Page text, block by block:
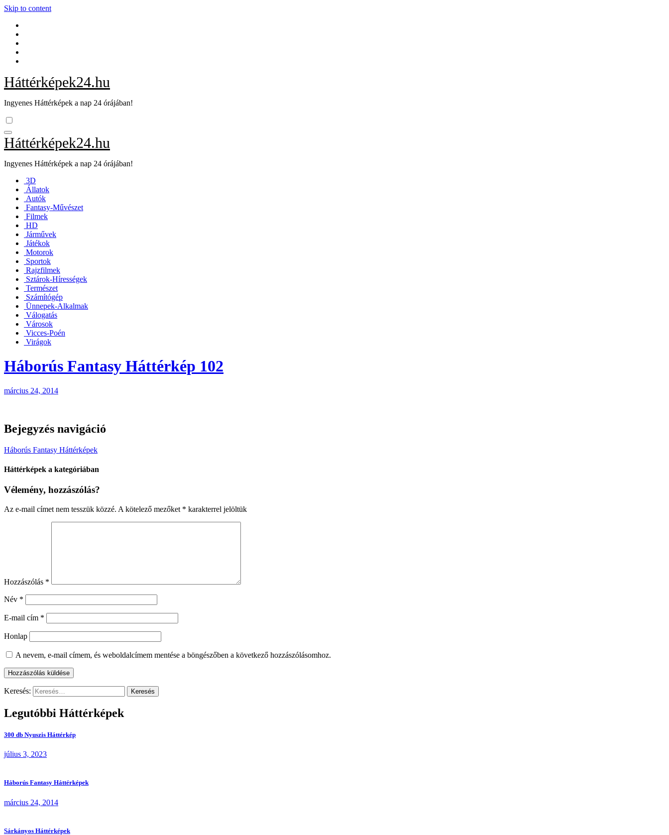
Skip to content
Háttérképek24.hu
Ingyenes Háttérképek a nap 24 órájában!
Háttérképek24.hu
Ingyenes Háttérképek a nap 24 órájában!
3D
Állatok
Autók
Fantasy-Művészet
Filmek
HD
Járművek
Játékok
Motorok
Sportok
Rajzfilmek
Sztárok-Hírességek
Természet
Számítógép
Ünnepek-Alkalmak
Válogatás
Városok
Vicces-Poén
Virágok
Háborús Fantasy Háttérkép 102
március 24, 2014
Bejegyzés navigáció
Háborús Fantasy Háttérképek
Háttérképek a kategóriában
Vélemény, hozzászólás?
Az e-mail címet nem tesszük közzé. A kötelező mezőket * karakterrel jelöltük
Hozzászólás *
Név *
E-mail cím *
Honlap
A nevem, e-mail címem, és weboldalcímem mentése a böngészőben a következő hozzászólásomhoz.
Keresés:
Legutóbbi Háttérképek
300 db Nyuszis Háttérkép
július 3, 2023
Háborús Fantasy Háttérképek
március 24, 2014
Sárkányos Háttérképek